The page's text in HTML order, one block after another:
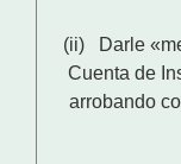
(ii) Darle
Cuenta de
arrobando